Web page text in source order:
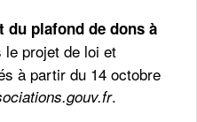
du plafond de dons à
le projet de loi et
à partir du 14 octobre
.